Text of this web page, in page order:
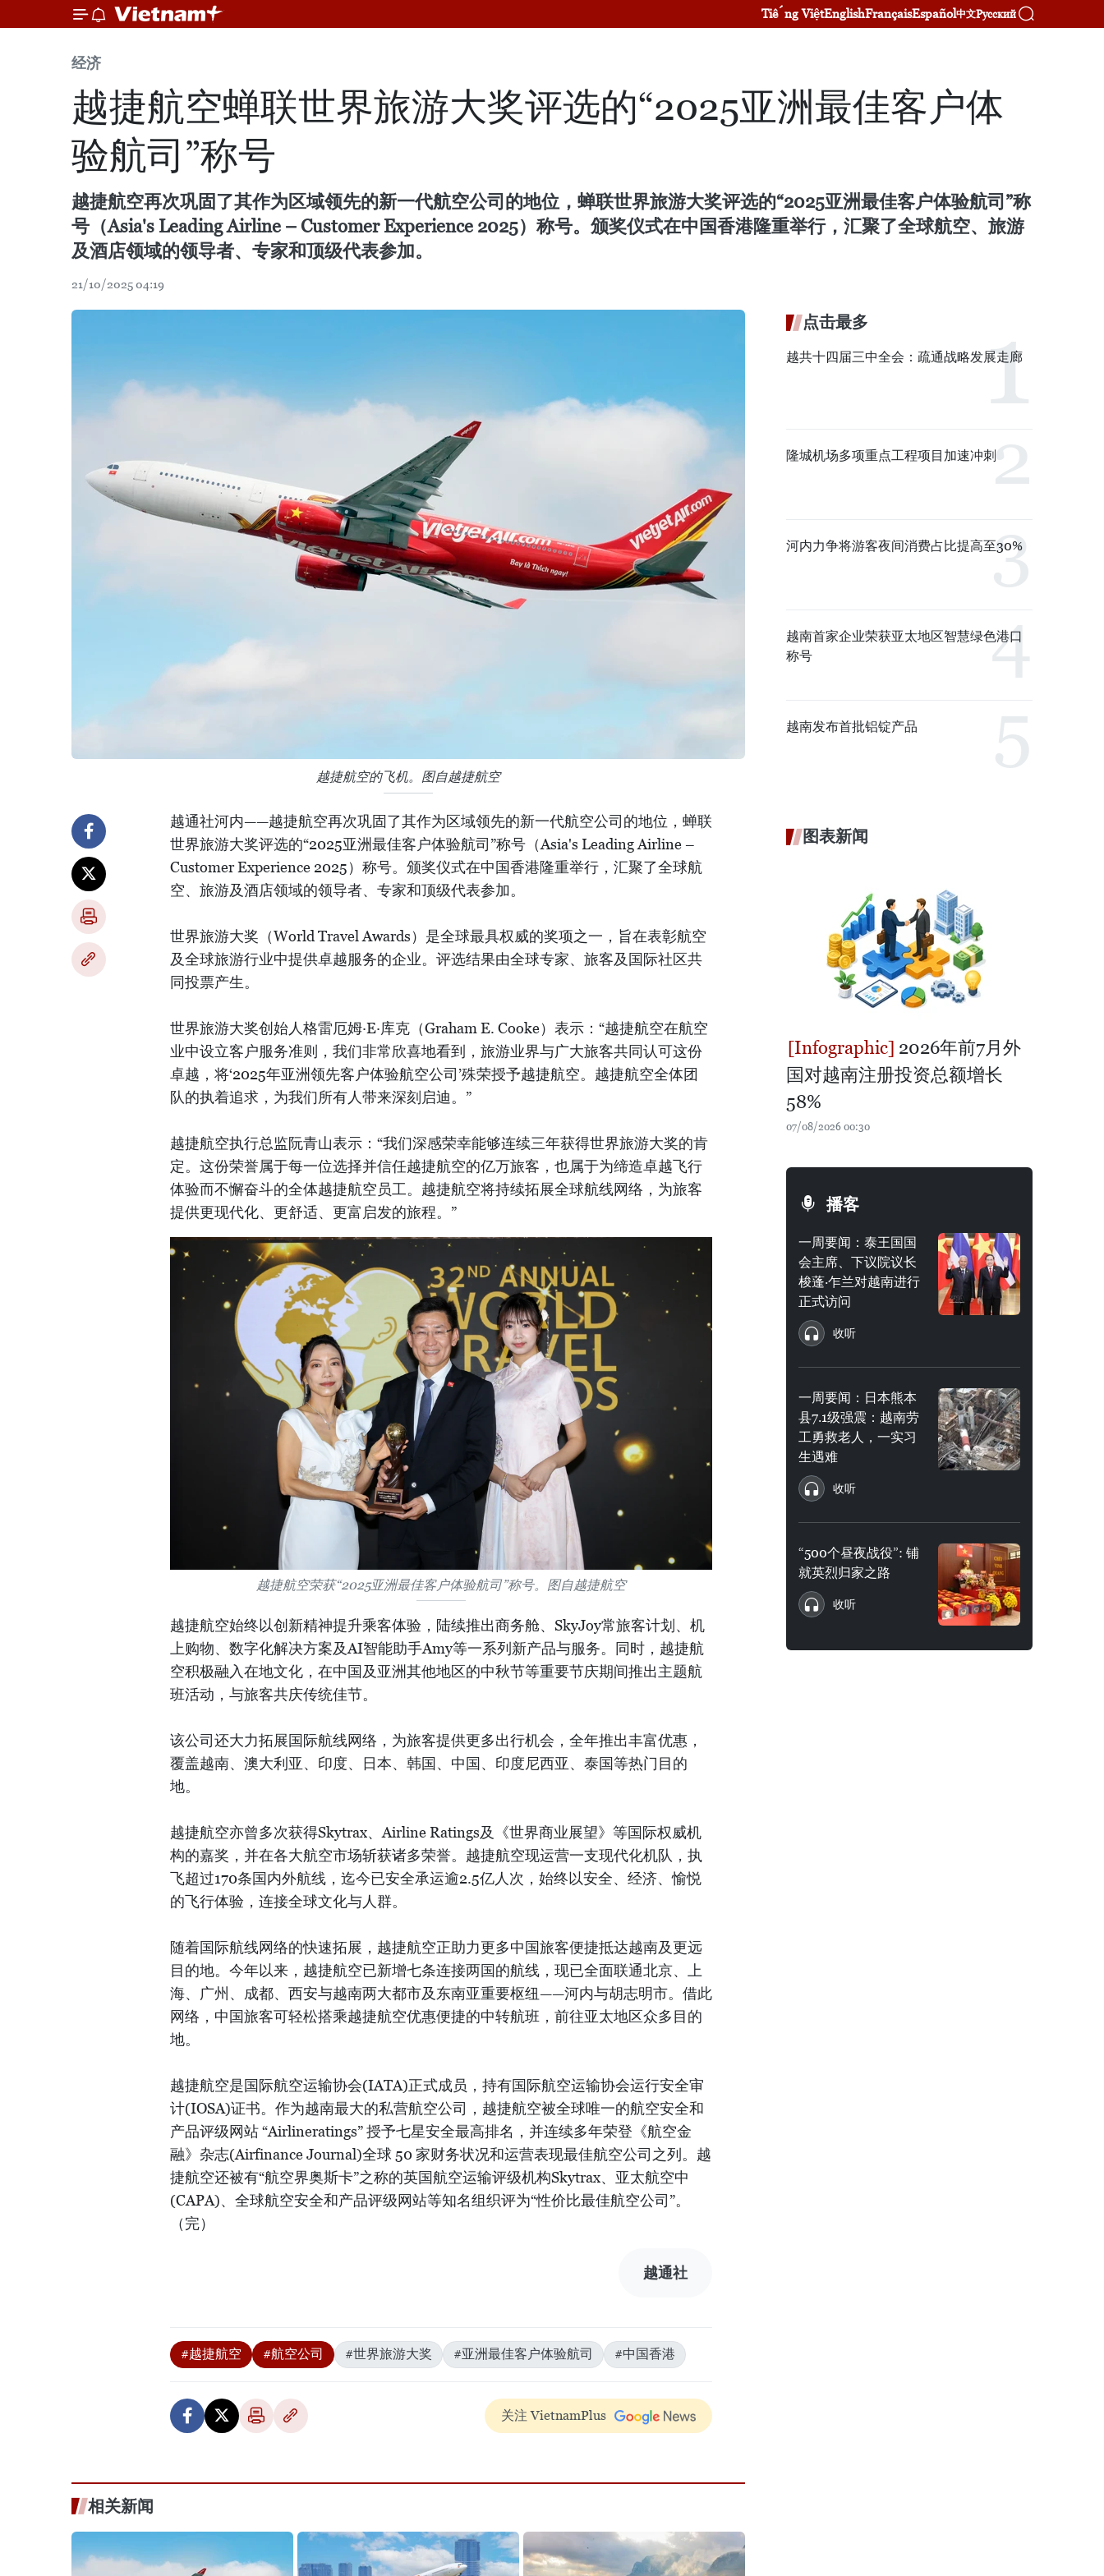
Tiếng ViệtEnglishFrançaisEspañol中文Русский
经济
越捷航空蝉联世界旅游大奖评选的“2025亚洲最佳客户体
验航司”称号
越捷航空再次巩固了其作为区域领先的新一代航空公司的地位，蝉联世界旅游大奖评选的“2025亚洲最佳客户体验航司”称
号（Asia's Leading Airline – Customer Experience 2025）称号。颁奖仪式在中国香港隆重举行，汇聚了全球航空、旅游
及酒店领域的领导者、专家和顶级代表参加。
21/10/2025 04:19
越捷航空的飞机。图自越捷航空
越通社河内——越捷航空再次巩固了其作为区域领先的新一代航空公司的地位，蝉联
世界旅游大奖评选的“2025亚洲最佳客户体验航司”称号（Asia's Leading Airline –
Customer Experience 2025）称号。颁奖仪式在中国香港隆重举行，汇聚了全球航
空、旅游及酒店领域的领导者、专家和顶级代表参加。
世界旅游大奖（World Travel Awards）是全球最具权威的奖项之一，旨在表彰航空
及全球旅游行业中提供卓越服务的企业。评选结果由全球专家、旅客及国际社区共
同投票产生。
世界旅游大奖创始人格雷厄姆·E·库克（Graham E. Cooke）表示：“越捷航空在航空
业中设立客户服务准则，我们非常欣喜地看到，旅游业界与广大旅客共同认可这份
卓越，将‘2025年亚洲领先客户体验航空公司’殊荣授予越捷航空。越捷航空全体团
队的执着追求，为我们所有人带来深刻启迪。”
越捷航空执行总监阮青山表示：“我们深感荣幸能够连续三年获得世界旅游大奖的肯
定。这份荣誉属于每一位选择并信任越捷航空的亿万旅客，也属于为缔造卓越飞行
体验而不懈奋斗的全体越捷航空员工。越捷航空将持续拓展全球航线网络，为旅客
提供更现代化、更舒适、更富启发的旅程。”
越捷航空荣获“2025亚洲最佳客户体验航司”称号。图自越捷航空
越捷航空始终以创新精神提升乘客体验，陆续推出商务舱、SkyJoy常旅客计划、机
上购物、数字化解决方案及AI智能助手Amy等一系列新产品与服务。同时，越捷航
空积极融入在地文化，在中国及亚洲其他地区的中秋节等重要节庆期间推出主题航
班活动，与旅客共庆传统佳节。
该公司还大力拓展国际航线网络，为旅客提供更多出行机会，全年推出丰富优惠，
覆盖越南、澳大利亚、印度、日本、韩国、中国、印度尼西亚、泰国等热门目的
地。
越捷航空亦曾多次获得Skytrax、Airline Ratings及《世界商业展望》等国际权威机
构的嘉奖，并在各大航空市场斩获诸多荣誉。越捷航空现运营一支现代化机队，执
飞超过170条国内外航线，迄今已安全承运逾2.5亿人次，始终以安全、经济、愉悦
的飞行体验，连接全球文化与人群。
随着国际航线网络的快速拓展，越捷航空正助力更多中国旅客便捷抵达越南及更远
目的地。今年以来，越捷航空已新增七条连接两国的航线，现已全面联通北京、上
海、广州、成都、西安与越南两大都市及东南亚重要枢纽——河内与胡志明市。借此
网络，中国旅客可轻松搭乘越捷航空优惠便捷的中转航班，前往亚太地区众多目的
地。
越捷航空是国际航空运输协会(IATA)正式成员，持有国际航空运输协会运行安全审
计(IOSA)证书。作为越南最大的私营航空公司，越捷航空被全球唯一的航空安全和
产品评级网站 “Airlineratings” 授予七星安全最高排名，并连续多年荣登《航空金
融》杂志(Airfinance Journal)全球 50 家财务状况和运营表现最佳航空公司之列。越
捷航空还被有“航空界奥斯卡”之称的英国航空运输评级机构Skytrax、亚太航空中
(CAPA)、全球航空安全和产品评级网站等知名组织评为“性价比最佳航空公司”。
（完）
越通社
#越捷航空 #航空公司 #世界旅游大奖 #亚洲最佳客户体验航司 #中国香港
关注 VietnamPlus
相关新闻
点击最多
越共十四届三中全会：疏通战略发展走廊
隆城机场多项重点工程项目加速冲刺
河内力争将游客夜间消费占比提高至30%
越南首家企业荣获亚太地区智慧绿色港口
称号
越南发布首批铝锭产品
图表新闻
2026年前7月外
国对越南注册投资总额增长
58%
07/08/2026 00:30
播客
一周要闻：泰王国国
会主席、下议院议长
梭蓬·乍兰对越南进行
正式访问
收听
一周要闻：日本熊本
县7.1级强震：越南劳
工勇救老人，一实习
生遇难
收听
“500个昼夜战役”: 铺
就英烈归家之路
收听